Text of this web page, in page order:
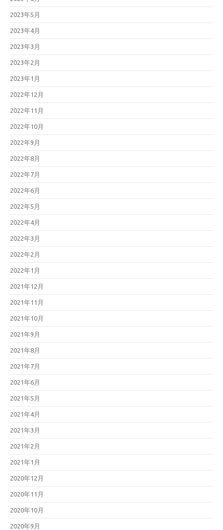
2023年5月
2023年4月
2023年3月
2023年2月
2023年1月
2022年12月
2022年11月
2022年10月
2022年9月
2022年8月
2022年7月
2022年6月
2022年5月
2022年4月
2022年3月
2022年2月
2022年1月
2021年12月
2021年11月
2021年10月
2021年9月
2021年8月
2021年7月
2021年6月
2021年5月
2021年4月
2021年3月
2021年2月
2021年1月
2020年12月
2020年11月
2020年10月
2020年9月